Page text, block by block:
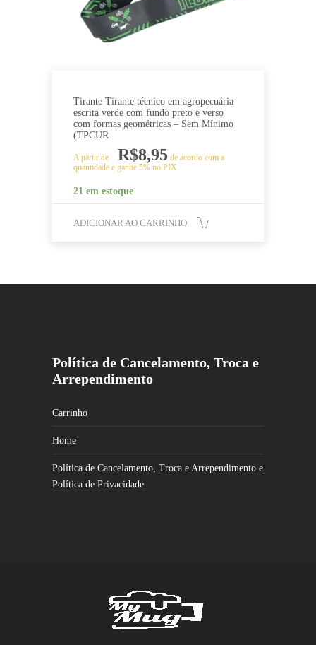
Tirante Tirante técnico em agropecuária
escrita verde com fundo preto e verso
com formas geométricas – Sem Mínimo
(TPCUR
A partir de R$8,95 de acordo com a
quantidade e ganhe 5% no PIX
21 em estoque
ADICIONAR AO CARRINHO
Política de Cancelamento, Troca e
Arrependimento
Carrinho
Home
Política de Cancelamento, Troca e Arrependimento e
Política de Privacidade